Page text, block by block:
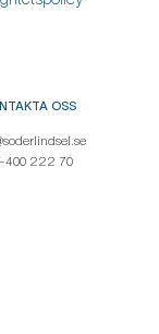
OSS
400 222 70